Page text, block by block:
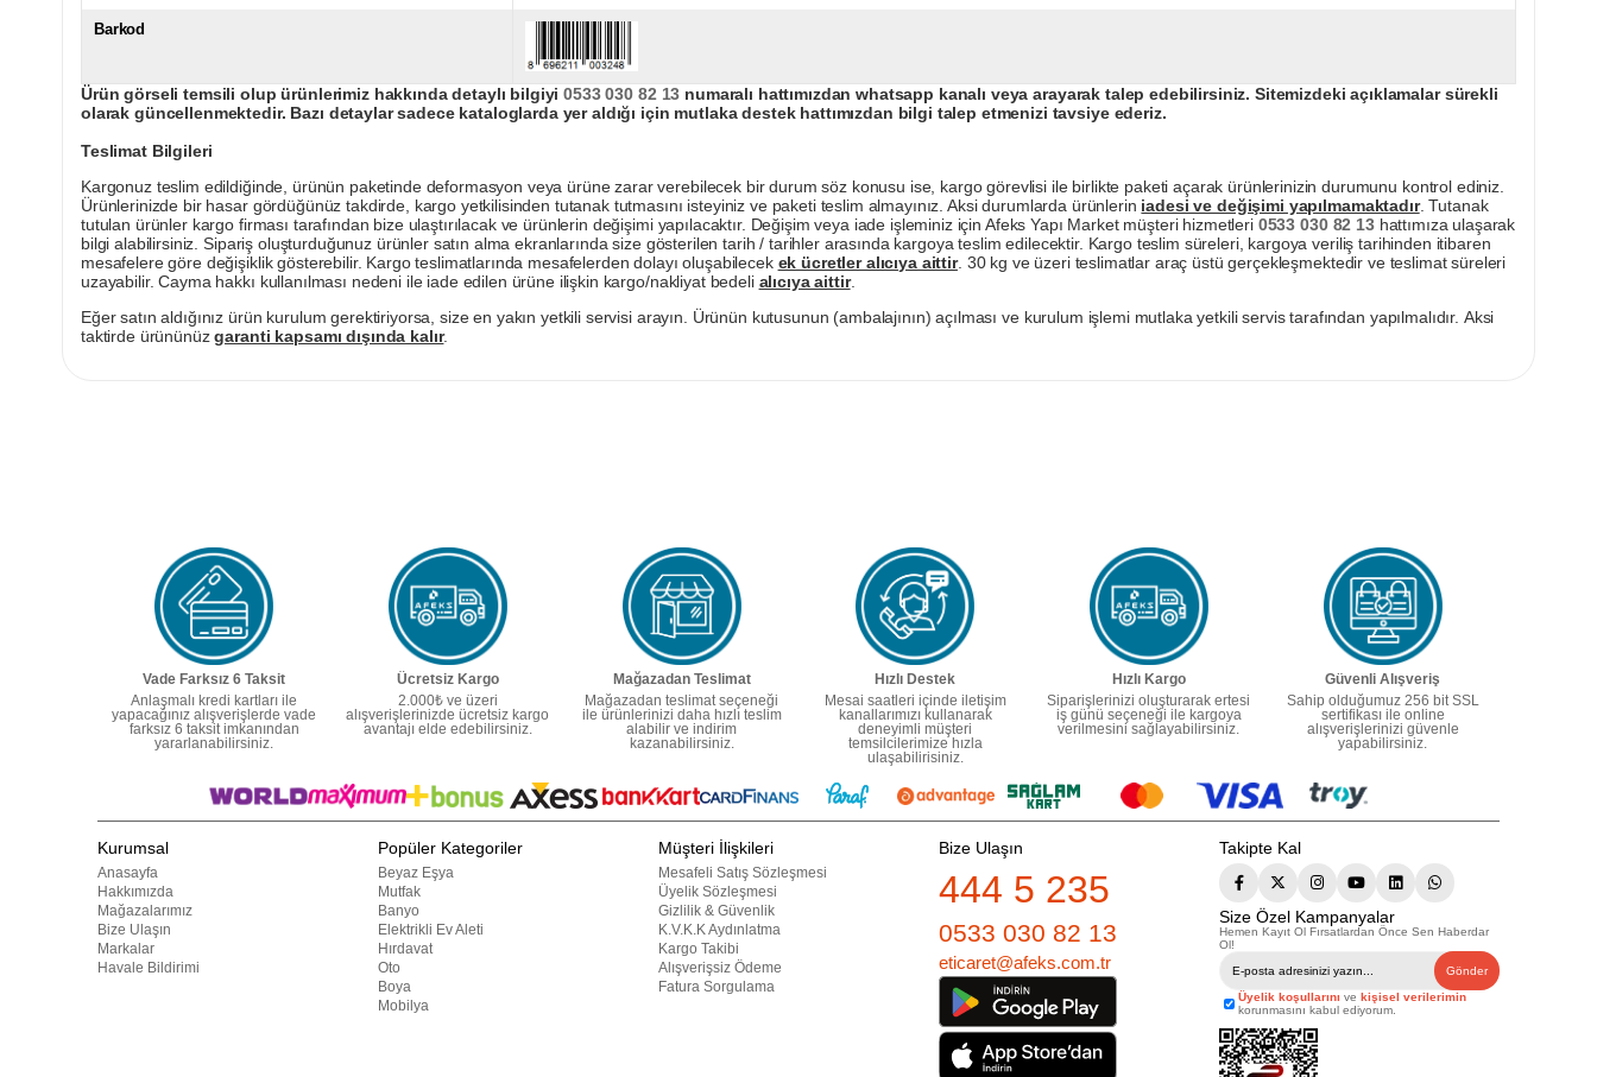
Barkod
Ürün görseli temsili olup ürünlerimiz hakkında detaylı bilgiyi0533 030 82 13 numaralı hattımızdan whatsapp kanalı veya arayarak talep edebilirsiniz. Sitemizdeki açıklamalar sürekli
olarak güncellenmektedir. Bazı detaylar sadece kataloglarda yer aldığı için mutlaka destek hattımızdan bilgi talep etmenizi tavsiye ederiz.
Teslimat Bilgileri
Kargonuz teslim edildiğinde, ürünün paketinde deformasyon veya ürüne zarar verebilecek bir durum söz konusu ise, kargo görevlisi ile birlikte paketi açarak ürünlerinizin durumunu kontrol ediniz.
Ürünlerinizde bir hasar gördüğünüz takdirde, kargo yetkilisinden tutanak tutmasını isteyiniz ve paketi teslim almayınız. Aksi durumlarda ürünlerin iadesi ve değişimi yapılmamaktadır. Tutanak
tutulan ürünler kargo firması tarafından bize ulaştırılacak ve ürünlerin değişimi yapılacaktır. Değişim veya iade işleminiz için Afeks Yapı Market müşteri hizmetleri 0533 030 82 13hattımıza ulaşarak
bilgi alabilirsiniz. Sipariş oluşturduğunuz ürünler satın alma ekranlarında size gösterilen tarih / tarihler arasında kargoya teslim edilecektir. Kargo teslim süreleri, kargoya veriliş tarihinden itibaren
mesafelere göre değişiklik gösterebilir. Kargo teslimatlarında mesafelerden dolayı oluşabilecek ek ücretler alıcıya aittir. 30 kg ve üzeri teslimatlar araç üstü gerçekleşmektedir ve teslimat süreleri
uzayabilir. Cayma hakkı kullanılması nedeni ile iade edilen ürüne ilişkin kargo/nakliyat bedeli alıcıya aittir.
Eğer satın aldığınız ürün kurulum gerektiriyorsa, size en yakın yetkili servisi arayın. Ürünün kutusunun (ambalajının) açılması ve kurulum işlemi mutlaka yetkili servis tarafından yapılmalıdır. Aksi
taktirde ürününüzgaranti kapsamı dışında kalır.
Vade Farksız 6 Taksit
Anlaşmalı kredi kartları ile
yapacağınız alışverişlerde vade
farksız 6 taksit imkanından
yararlanabilirsiniz.
Ücretsiz Kargo
2.000₺ ve üzeri
alışverişlerinizde ücretsiz kargo
avantajı elde edebilirsiniz.
Mağazadan Teslimat
Mağazadan teslimat seçeneği
ile ürünlerinizi daha hızlı teslim
alabilir ve indirim
kazanabilirsiniz.
Hızlı Destek
Mesai saatleri içinde iletişim
kanallarımızı kullanarak
deneyimli müşteri
temsilcilerimize hızla
ulaşabilirisiniz.
Hızlı Kargo
Siparişlerinizi oluşturarak ertesi
iş günü seçeneği ile kargoya
verilmesini sağlayabilirsiniz.
Güvenli Alışveriş
Sahip olduğumuz 256 bit SSL
sertifikası ile online
alışverişlerinizi güvenle
yapabilirsiniz.
Kurumsal
Anasayfa
Hakkımızda
Mağazalarımız
Bize Ulaşın
Markalar
Havale Bildirimi
Popüler Kategoriler
Beyaz Eşya
Mutfak
Banyo
Elektrikli Ev Aleti
Hırdavat
Oto
Boya
Mobilya
Müşteri İlişkileri
Mesafeli Satış Sözleşmesi
Üyelik Sözleşmesi
Gizlilik & Güvenlik
K.V.K.K Aydınlatma
Kargo Takibi
Alışverişsiz Ödeme
Fatura Sorgulama
Bize Ulaşın
444 5 235
0533 030 82 13
eticaret@afeks.com.tr
Takipte Kal
Size Özel Kampanyalar
Hemen Kayıt Ol Fırsatlardan Önce Sen Haberdar
Ol!
Gönder
Üyelik koşullarını ve kişisel verilerimin
korunmasını kabul ediyorum.